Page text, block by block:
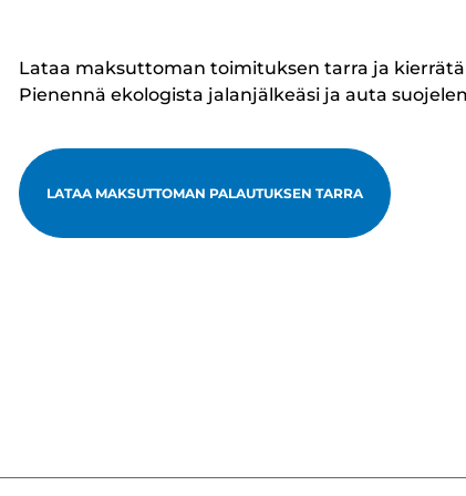
Lataa maksuttoman toimituksen tarra ja
Pienennä ekologista jalanjälkeäsi ja auta
LATAA MAKSUTTOMAN PALAUTUKSEN TARRA